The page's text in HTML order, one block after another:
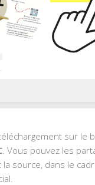
sur le
. Vous pouvez les
source, dans le